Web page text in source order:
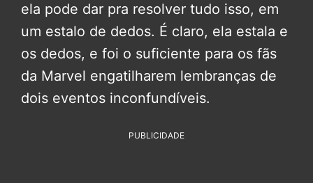
ela pode dar pra resolver tudo isso, em
um estalo de dedos. É claro, ela estala e
os dedos, e foi o suficiente para os fãs
da Marvel engatilharem lembranças de
dois eventos inconfundíveis.
PUBLICIDADE